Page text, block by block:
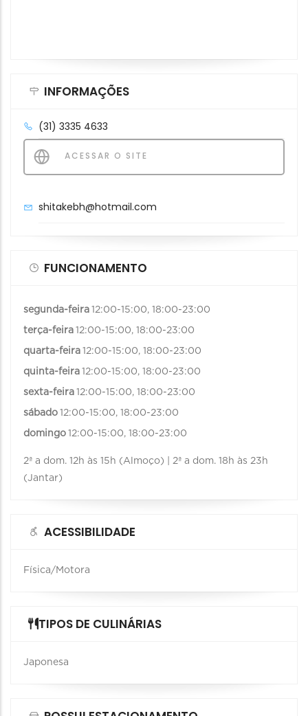
INFORMAÇÕES
(31) 3335 4633
ACESSAR O SITE
shitakebh@hotmail.com
FUNCIONAMENTO
segunda-feira 12:00-15:00, 18:00-23:00
terça-feira 12:00-15:00, 18:00-23:00
quarta-feira 12:00-15:00, 18:00-23:00
quinta-feira 12:00-15:00, 18:00-23:00
sexta-feira 12:00-15:00, 18:00-23:00
sábado 12:00-15:00, 18:00-23:00
domingo 12:00-15:00, 18:00-23:00
2ª a dom. 12h às 15h (Almoço) | 2ª a dom. 18h às 23h
(Jantar)
ACESSIBILIDADE
Física/Motora
TIPOS DE CULINÁRIAS
Japonesa